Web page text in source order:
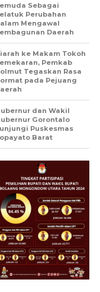
Sebagai
Perubahan
Mengawal
Daerah
ke Makam Tokoh
Pemkab
Tegaskan Rasa
pada Pejuang
dan Wakil
Gorontalo
Puskesmas
Barat